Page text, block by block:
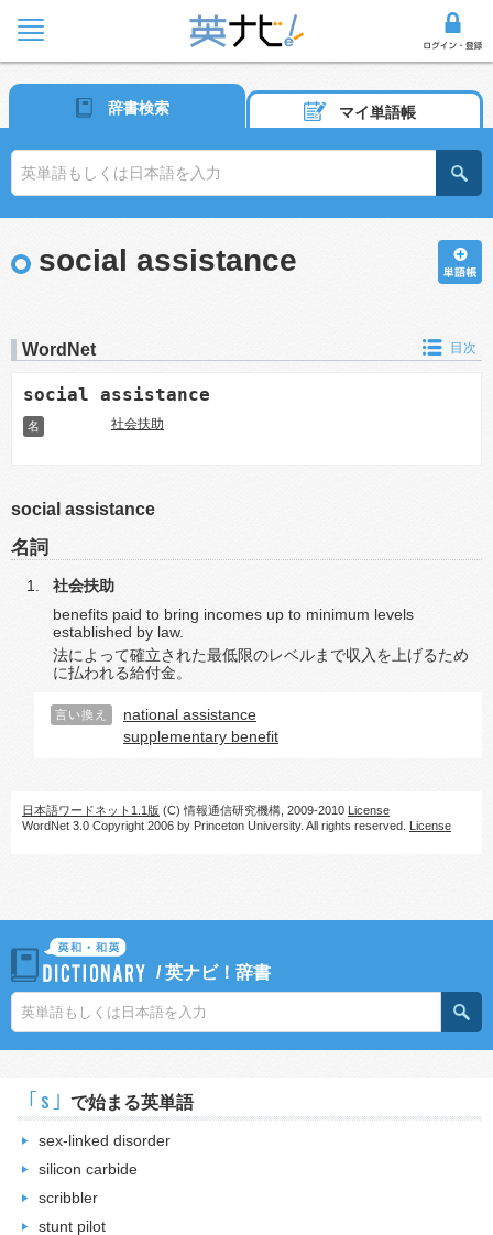
辞書検索 マイ単語帳
social assistance
WordNet 目次
social assistance
名 社会扶助
social assistance
名詞
社会扶助
benefits paid to bring incomes up to minimum levels
established by law.
法によって確立された最低限のレベルまで収入を上げるため
に払われる給付金。
言い換え
national assistance
supplementary benefit
日本語ワードネット1.1版 (C) 情報通信研究機構, 2009-2010 License
WordNet 3.0 Copyright 2006 by Princeton University. All rights reserved. License
/英ナビ！辞書
｢s｣ で始まる英単語
sex-linked disorder
silicon carbide
scribbler
stunt pilot